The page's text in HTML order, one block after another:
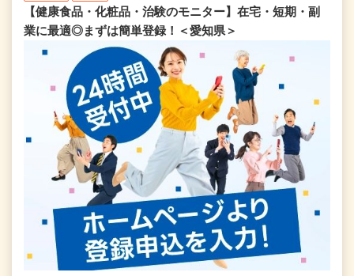
【健康食品・化粧品・治験のモニター】在宅・短期・副
業に最適◎まずは簡単登録！＜愛知県＞